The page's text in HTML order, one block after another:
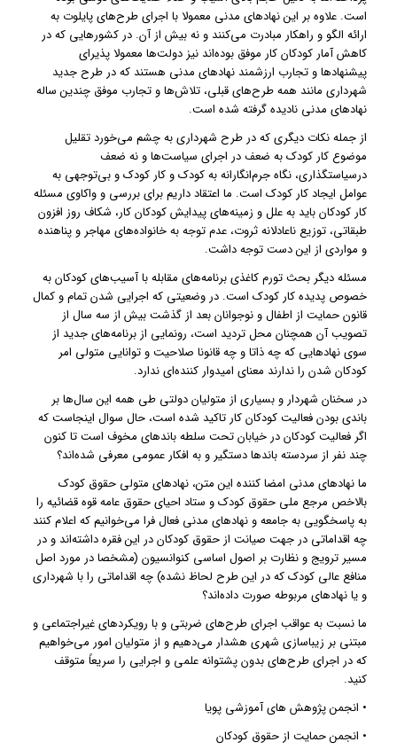
است. علاوه بر این نهادهای مدنی معمولا با اجرای طرح‌های پایلوت به
ارائه الگو و راهکار مبادرت می‌کنند و نه بیش از آن. در کشورهایی که در
کاهش آمار کودکان کار موفق بوده‌اند نیز دولت‌ها معمولا پذیرای
پیشنهادها و تجارب ارزشمند نهادهای مدنی هستند که در طرح جدید
شهرداری مانند همه طرح‌های قبلی، تلاش‌ها و تجارب موفق چندین ساله‌
نهادهای مدنی نادیده گرفته شده است.
از جمله نکات دیگری که در طرح شهرداری به چشم می‌خورد تقلیل
موضوع کار کودک به ضعف در اجرای سیاست‌ها و نه ضعف
درسیاستگذاری، نگاه جرم‌انگارانه به کودک و کار کودک و بی‌توجهی به
عوامل ایجاد کار کودک است. ما اعتقاد داریم برای بررسی و واکاوی مسئله
کار کودکان باید به علل و زمینه‌های پیدایش کودکان کار، شکاف روز افزون
طبقاتی، توزیع ناعادلانه ثروت، عدم توجه به خانواده‌های مهاجر و پناهنده
و مواردی از این دست توجه داشت.
مسئله دیگر بحث تورم کاغذی برنامه‌های مقابله با آسیب‌های کودکان به
خصوص پدیده‌ کار کودک است. در وضعیتی که اجرایی شدن تمام و کمال
قانون حمایت از اطفال و نوجوانان بعد از گذشت بیش از سه سال از
تصویب آن همچنان محل تردید است، رونمایی از برنامه‌های جدید از
سوی نهادهایی که چه ذاتا و چه قانونا صلاحیت و توانایی متولی امر
کودکان شدن را ندارند معنای امیدوار کننده‌ای ندارد.
در سخنان شهردار و بسیاری از متولیان دولتی طی همه این سال‌ها بر
باندی بودن فعالیت کودکان کار تاکید شده است، حال سوال اینجاست که
اگر فعالیت کودکان در خیابان تحت سلطه باندهای مخوف است تا کنون
چند نفر از سردسته باندها دستگیر و به افکار عمومی معرفی شده‌اند؟
ما نهادهای مدنی امضا کننده این متن، نهادهای متولی حقوق کودک
بالاخص مرجع ملی حقوق کودک و ستاد احیای حقوق عامه قوه قضائیه را
به پاسخگویی به جامعه و نهادهای مدنی فعال فرا می‌خوانیم که اعلام کنند
چه اقداماتی در جهت صیانت از حقوق کودکان در این فقره داشته‌اند و در
مسیر ترویج و نظارت بر اصول اساسی کنوانسیون (مشخصا در مورد اصل
منافع عالی کودک که در این طرح لحاظ نشده) چه اقداماتی را با شهرداری
و یا نهادهای مربوطه صورت داده‌اند؟
ما نسبت به عواقب اجرای طرح‌های ضربتی و با رویکردهای غیراجتماعی و
مبتنی بر زیباسازی شهری هشدار می‌دهیم و از متولیان امور می‌خواهیم
که در اجرای طرح‌های بدون پشتوانه علمی و اجرایی را سریعاً متوقف
کنید.
• انجمن پژوهش های آموزشی پویا
• انجمن حمایت از حقوق کودکان